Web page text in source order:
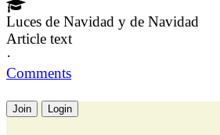
Luces de Navidad y de Navidad
Article text
·
Comments
Join Login